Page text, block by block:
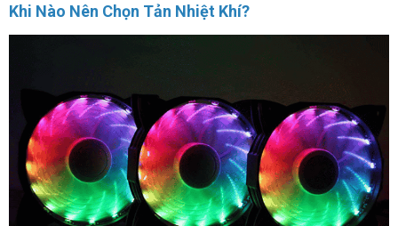
Khi Nào Nên Chọn Tản Nhiệt Khí?